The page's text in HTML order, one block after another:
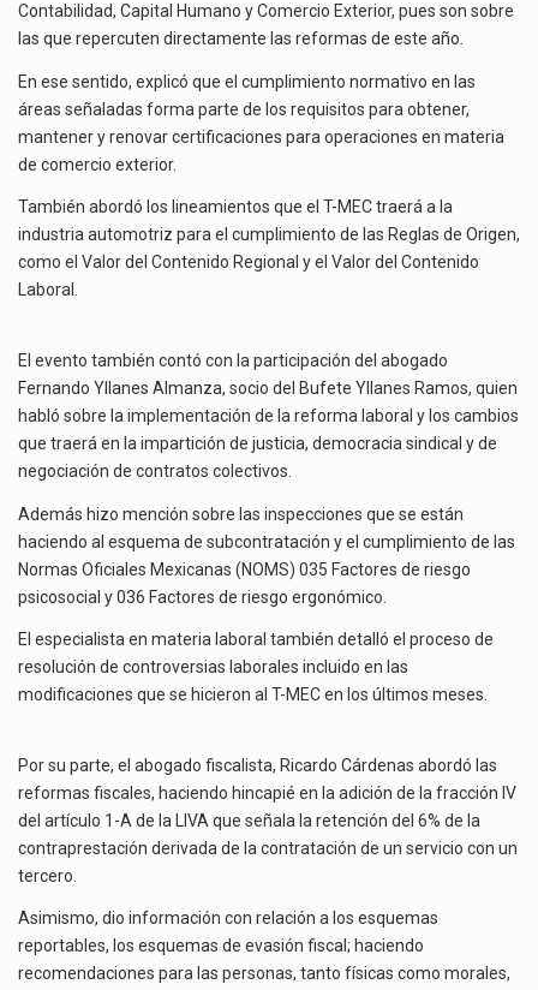
Contabilidad, Capital Humano y Comercio Exterior, pues son sobre
las que repercuten directamente las reformas de este año.
En ese sentido, explicó que el cumplimiento normativo en las
áreas señaladas forma parte de los requisitos para obtener,
mantener y renovar certificaciones para operaciones en materia
de comercio exterior.
También abordó los lineamientos que el T-MEC traerá a la
industria automotriz para el cumplimiento de las Reglas de Origen,
como el Valor del Contenido Regional y el Valor del Contenido
Laboral.
El evento también contó con la participación del abogado
Fernando Yllanes Almanza, socio del Bufete Yllanes Ramos, quien
habló sobre la implementación de la reforma laboral y los cambios
que traerá en la impartición de justicia, democracia sindical y de
negociación de contratos colectivos.
Además hizo mención sobre las inspecciones que se están
haciendo al esquema de subcontratación y el cumplimiento de las
Normas Oficiales Mexicanas (NOMS) 035 Factores de riesgo
psicosocial y 036 Factores de riesgo ergonómico.
El especialista en materia laboral también detalló el proceso de
resolución de controversias laborales incluido en las
modificaciones que se hicieron al T-MEC en los últimos meses.
Por su parte, el abogado fiscalista, Ricardo Cárdenas abordó las
reformas fiscales, haciendo hincapié en la adición de la fracción IV
del artículo 1-A de la LIVA que señala la retención del 6% de la
contraprestación derivada de la contratación de un servicio con un
tercero.
Asimismo, dio información con relación a los esquemas
reportables, los esquemas de evasión fiscal; haciendo
recomendaciones para las personas, tanto físicas como morales,